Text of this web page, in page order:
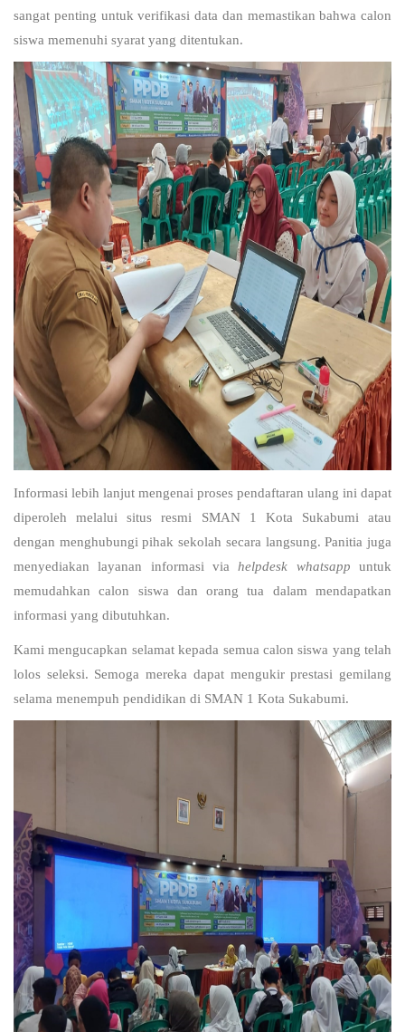
sangat penting untuk verifikasi data dan memastikan bahwa calon
siswa memenuhi syarat yang ditentukan.
Informasi lebih lanjut mengenai proses pendaftaran ulang ini dapat
diperoleh melalui situs resmi SMAN 1 Kota Sukabumi atau
dengan menghubungi pihak sekolah secara langsung. Panitia juga
menyediakan layanan informasi viahelpdesk whatsappuntuk
memudahkan calon siswa dan orang tua dalam mendapatkan
informasi yang dibutuhkan.
Kami mengucapkan selamat kepada semua calon siswa yang telah
lolos seleksi. Semoga mereka dapat mengukir prestasi gemilang
selama menempuh pendidikan di SMAN 1 Kota Sukabumi.